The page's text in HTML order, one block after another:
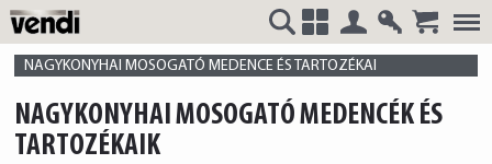
VENDI
NAGYKONYHAI MOSOGATÓ MEDENCE ÉS TARTOZÉKAI
NAGYKONYHAI MOSOGATÓ MEDENCÉK ÉS
TARTOZÉKAIK